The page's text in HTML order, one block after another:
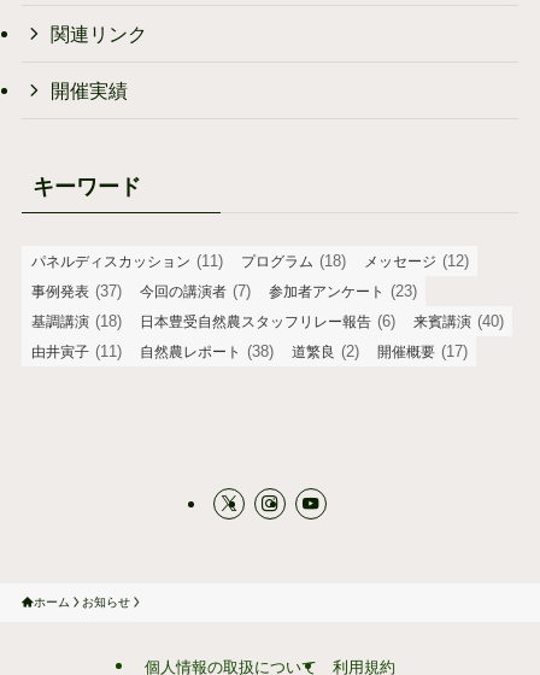
関連リンク
開催実績
キーワード
パネルディスカッション (11) プログラム (18) メッセージ (12)
事例発表 (37) 今回の講演者 (7) 参加者アンケート (23)
基調講演 (18) 日本豊受自然農スタッフリレー報告 (6) 来賓講演 (40)
由井寅子 (11) 自然農レポート (38) 道繁良 (2) 開催概要 (17)
ホーム お知らせ
個人情報の取扱について 利用規約